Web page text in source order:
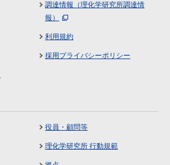
調達情報（理化学研究所調達情
報）
利用規約
採用プライバシーポリシー
役員・顧問等
理化学研究所 行動規範